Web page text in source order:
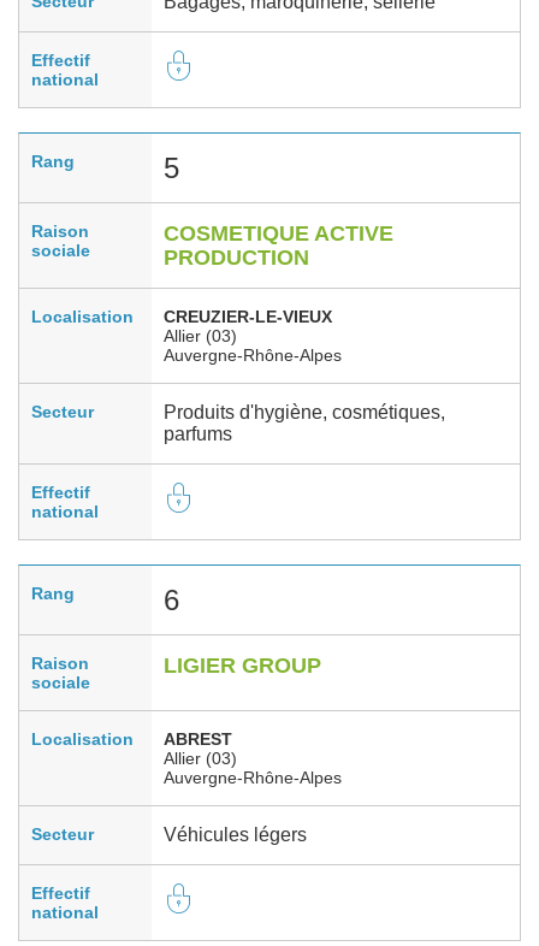
Effectif
national
Rang 5
Raison
sociale
COSMETIQUE ACTIVE
PRODUCTION
Localisation
CREUZIER-LE-VIEUX
Allier (03)
Auvergne-Rhône-Alpes
Secteur
Produits d'hygiène, cosmétiques,
parfums
Effectif
national
Rang 6
Raison
sociale
LIGIER GROUP
Localisation
ABREST
Allier (03)
Auvergne-Rhône-Alpes
Secteur Véhicules légers
Effectif
national